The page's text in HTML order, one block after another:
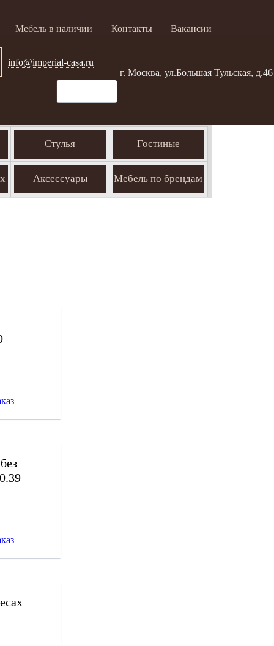
Мебель в наличии Контакты Вакансии
info@imperial-casa.ru
г. Москва, ул.Большая Тульская, д.46
Стулья Гостиные
Аксессуары Мебель по брендам